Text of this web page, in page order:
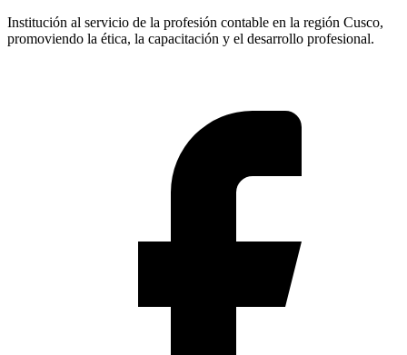
Institución al servicio de la profesión contable en la región Cusco,
promoviendo la ética, la capacitación y el desarrollo profesional.